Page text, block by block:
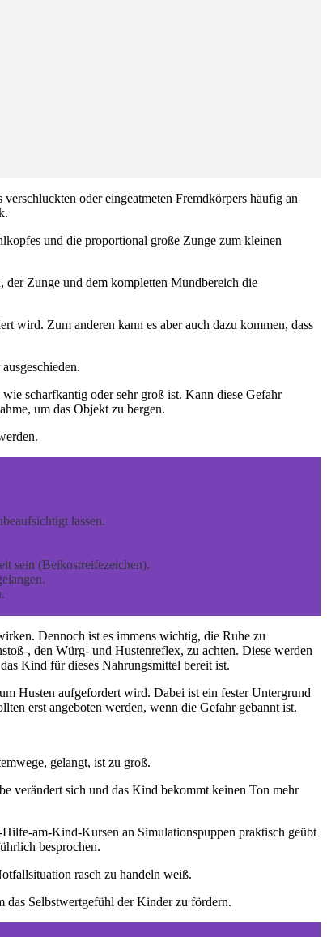
oder eingeatmeten Fremdkörpers häufig an
und die proportional große Zunge zum kleinen
der Zunge und dem kompletten Mundbereich die
wird. Zum anderen kann es aber auch dazu kommen, dass
scharfkantig oder sehr groß ist. Kann diese Gefahr
um das Objekt zu bergen.
lassen.
sein (Beikostreifezeichen).
Dennoch ist es immens wichtig, die Ruhe zu
, den Würg- und Hustenreflex, zu achten. Diese werden
Kind für dieses Nahrungsmittel bereit ist.
Husten aufgefordert wird. Dabei ist ein fester Untergrund
erst angeboten werden, wenn die Gefahr gebannt ist.
gelangt, ist zu groß.
verändert sich und das Kind bekommt keinen Ton mehr
am-Kind-Kursen an Simulationspuppen praktisch geübt
besprochen.
rasch zu handeln weiß.
das Selbstwertgefühl der Kinder zu fördern.